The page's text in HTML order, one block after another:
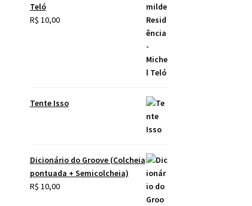
Teló
R$ 10,00
Tente Isso
Dicionário do Groove (Colcheia
pontuada + Semicolcheia)
R$ 10,00